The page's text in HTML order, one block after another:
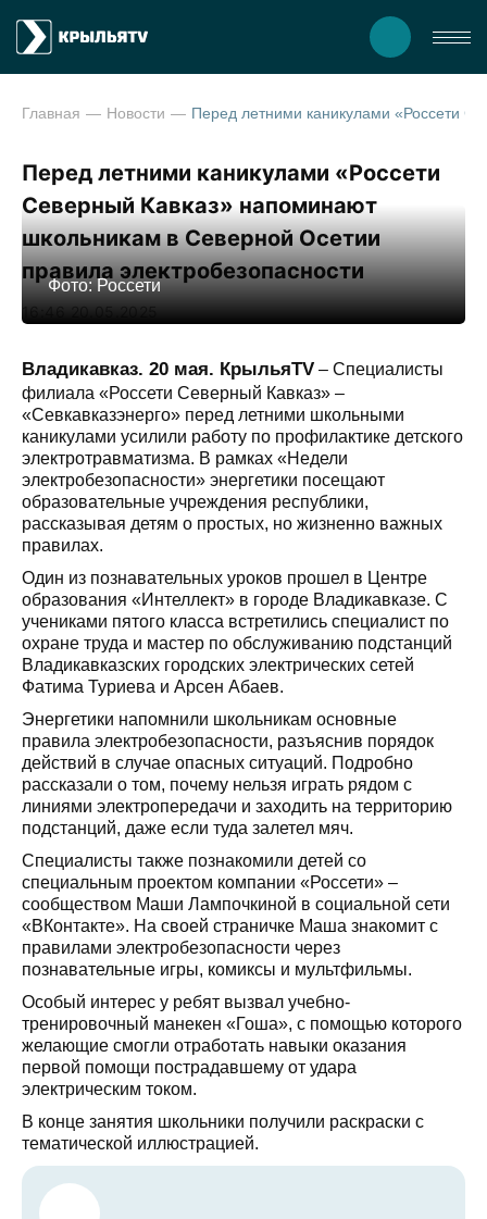
Главная Новости
Перед летними каникулами «Россети
Северный Кавказ» напоминают
школьникам в Северной Осетии
правила электробезопасности
16:46 20.05.2025
Фото: Россети
Владикавказ. 20 мая. КрыльяTV – Специалисты
филиала «Россети Северный Кавказ» –
«Севкавказэнерго» перед летними школьными
каникулами усилили работу по профилактике детского
электротравматизма. В рамках «Недели
электробезопасности» энергетики посещают
образовательные учреждения республики,
рассказывая детям о простых, но жизненно важных
правилах.
Один из познавательных уроков прошел в Центре
образования «Интеллект» в городе Владикавказе. С
учениками пятого класса встретились специалист по
охране труда и мастер по обслуживанию подстанций
Владикавказских городских электрических сетей
Фатима Туриева и Арсен Абаев.
Энергетики напомнили школьникам основные
правила электробезопасности, разъяснив порядок
действий в случае опасных ситуаций. Подробно
рассказали о том, почему нельзя играть рядом с
линиями электропередачи и заходить на территорию
подстанций, даже если туда залетел мяч.
Специалисты также познакомили детей со
специальным проектом компании «Россети» –
сообществом Маши Лампочкиной в социальной сети
«ВКонтакте». На своей страничке Маша знакомит с
правилами электробезопасности через
познавательные игры, комиксы и мультфильмы.
Особый интерес у ребят вызвал учебно-
тренировочный манекен «Гоша», с помощью которого
желающие смогли отработать навыки оказания
первой помощи пострадавшему от удара
электрическим током.
В конце занятия школьники получили раскраски с
тематической иллюстрацией.